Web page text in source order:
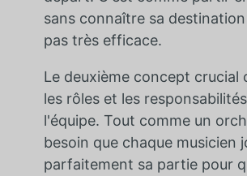
sans connaître sa
pas très efficace.
Le deuxième concept crucial
les rôles et les
l'équipe. Tout comme un
besoin que chaque musicien
parfaitement sa partie pour